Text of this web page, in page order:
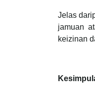
Jelas
jamuan
keizinan